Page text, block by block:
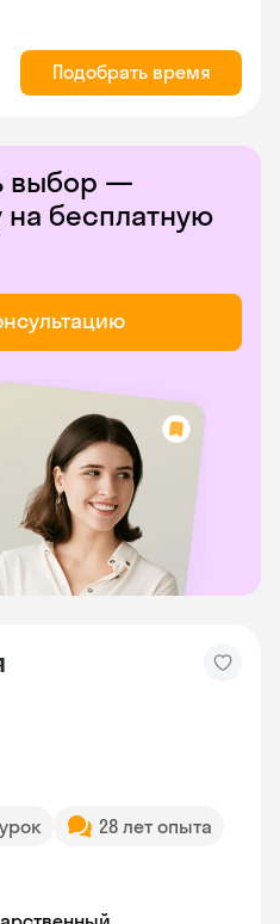
Подобрать время
выбор —
на бесплатную
28 лет опыта